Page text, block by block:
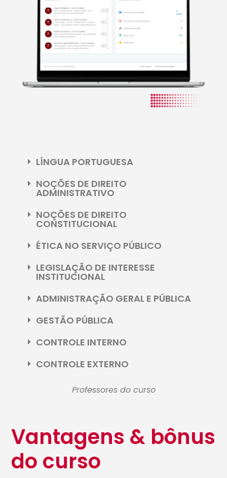
LÍNGUA PORTUGUESA
NOÇÕES DE DIREITO
ADMINISTRATIVO
NOÇÕES DE DIREITO
CONSTITUCIONAL
ÉTICA NO SERVIÇO PÚBLICO
LEGISLAÇÃO DE INTERESSE
INSTITUCIONAL
ADMINISTRAÇÃO GERAL E PÚBLICA
GESTÃO PÚBLICA
CONTROLE INTERNO
CONTROLE EXTERNO
Professores do curso
Vantagens & bônus
do curso